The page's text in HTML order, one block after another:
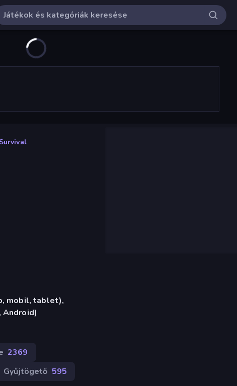
mobil, tablet),
Android)
2369
Gyűjtögető 595